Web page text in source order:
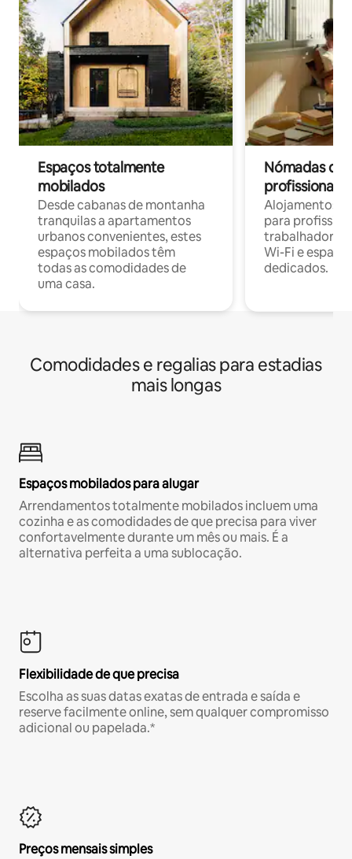
Espaços totalmente
mobilados
Desde cabanas de montanha
tranquilas a apartamentos
urbanos convenientes, estes
espaços mobilados têm
todas as comodidades de
uma casa.
Nómadas
profissionais
Alojamentos
para
trabalhadores
Wi-Fi e
dedicados.
Comodidades e regalias para estadias
mais longas
Espaços mobilados para alugar
Arrendamentos totalmente mobilados incluem uma
cozinha e as comodidades de que precisa para viver
confortavelmente durante um mês ou mais. É a
alternativa perfeita a uma sublocação.
Flexibilidade de que precisa
Escolha as suas datas exatas de entrada e saída e
reserve facilmente online, sem qualquer compromisso
adicional ou papelada.*
Preços mensais simples